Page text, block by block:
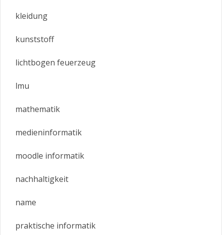
kleidung
kunststoff
lichtbogen feuerzeug
lmu
mathematik
medieninformatik
moodle informatik
nachhaltigkeit
name
praktische informatik